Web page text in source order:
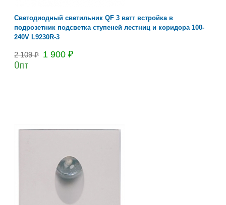
Светодиодный светильник QF 3 ватт встройка в
подрозетник подсветка ступеней лестниц и коридора 100-
240V L9230R-3
2 109 ₽ 1 900 ₽
Опт